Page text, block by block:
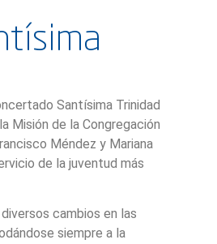
Santísima Trinidad
Misión de la Congregación
Méndez y Mariana
de la juventud más
cambios en las
siempre a la